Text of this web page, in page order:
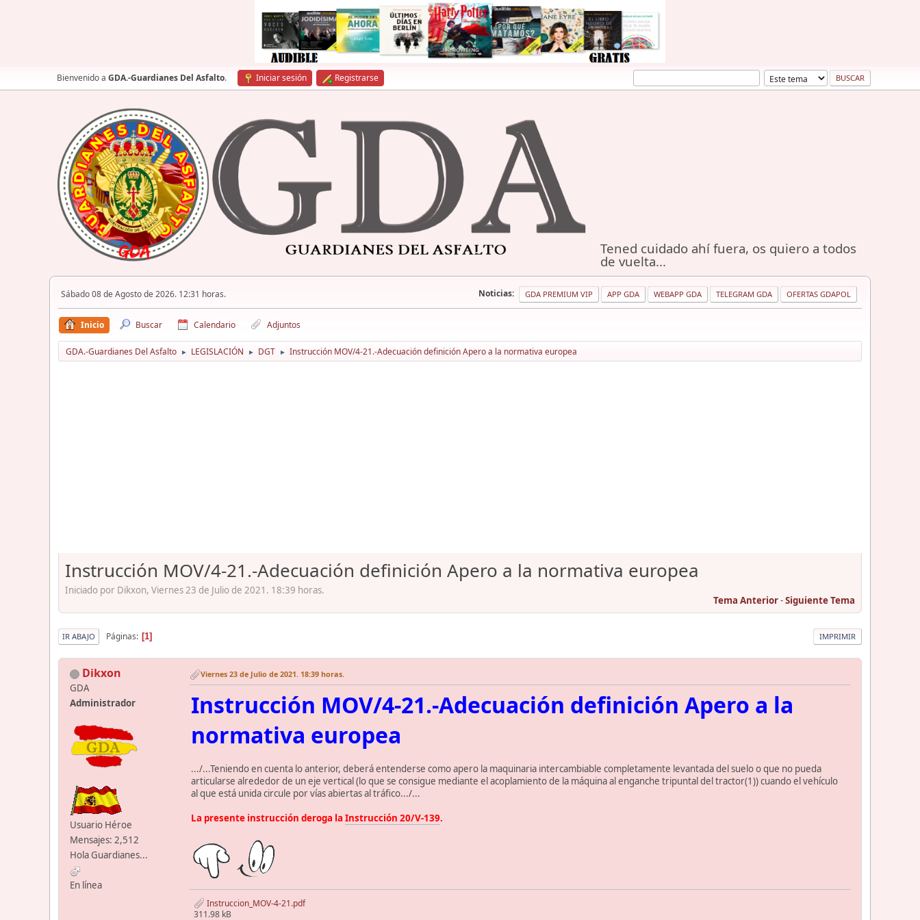
Bienvenido a GDA.-Guardianes Del Asfalto. Iniciar sesión Registrarse
Tened cuidado ahí fuera, os quiero a todos
de vuelta...
Sábado 08 de Agosto de 2026. 12:31 horas. Noticias: GDA PREMIUM VIP APP GDA WEBAPP GDA TELEGRAM GDA OFERTAS GDAPOL
Inicio Buscar Calendario Adjuntos
GDA.-Guardianes Del Asfalto ► LEGISLACIÓN ► DGT ► Instrucción MOV/4-21.-Adecuación definición Apero a la normativa europea
Instrucción MOV/4-21.-Adecuación definición Apero a la normativa europea
Iniciado por Dikxon, Viernes 23 de Julio de 2021. 18:39 horas.
Tema Anterior-Siguiente Tema
IMPRIMIR
IR ABAJO Páginas 1
Dikxon
GDA
Administrador
Usuario Héroe
Mensajes: 2,512
Hola Guardianes...
En línea
Viernes 23 de Julio de 2021. 18:39 horas.
Instrucción MOV/4-21.-Adecuación definición Apero a la
normativa europea
.../...Teniendo en cuenta lo anterior, deberá entenderse como apero la maquinaria intercambiable completamente levantada del suelo o que no pueda
articularse alrededor de un eje vertical (lo que se consigue mediante el acoplamiento de la máquina al enganche tripuntal del tractor(1)) cuando el vehículo
al que está unida circule por vías abiertas al tráfico.../...
La presente instrucción deroga la Instrucción 20/V-139.
Instruccion_MOV-4-21.pdf
311.98 kB